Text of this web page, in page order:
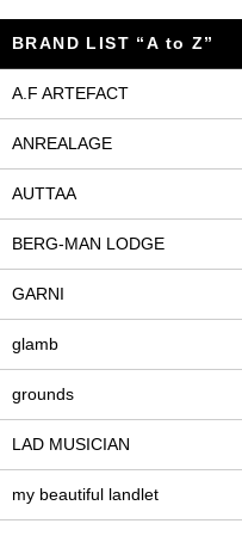
BRAND LIST “A to Z”
A.F ARTEFACT
ANREALAGE
AUTTAA
BERG-MAN LODGE
GARNI
glamb
grounds
LAD MUSICIAN
my beautiful landlet